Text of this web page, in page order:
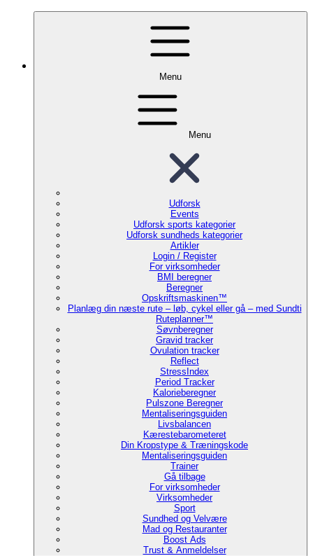
Menu
Menu
Udforsk
Events
Udforsk sports kategorier
Udforsk sundheds kategorier
Artikler
Login / Register
For virksomheder
BMI beregner
Beregner
Opskriftsmaskinen™
Planlæg din næste rute – løb, cykel eller gå – med Sundti
Ruteplanner™
Søvnberegner
Gravid tracker
Ovulation tracker
Reflect
StressIndex
Period Tracker
Kalorieberegner
Pulszone Beregner
Mentaliseringsguiden
Livsbalancen
Kærestebarometeret
Din Kropstype & Træningskode
Mentaliseringsguiden
Trainer
Gå tilbage
For virksomheder
Virksomheder
Sport
Sundhed og Velvære
Mad og Restauranter
Boost Ads
Trust & Anmeldelser